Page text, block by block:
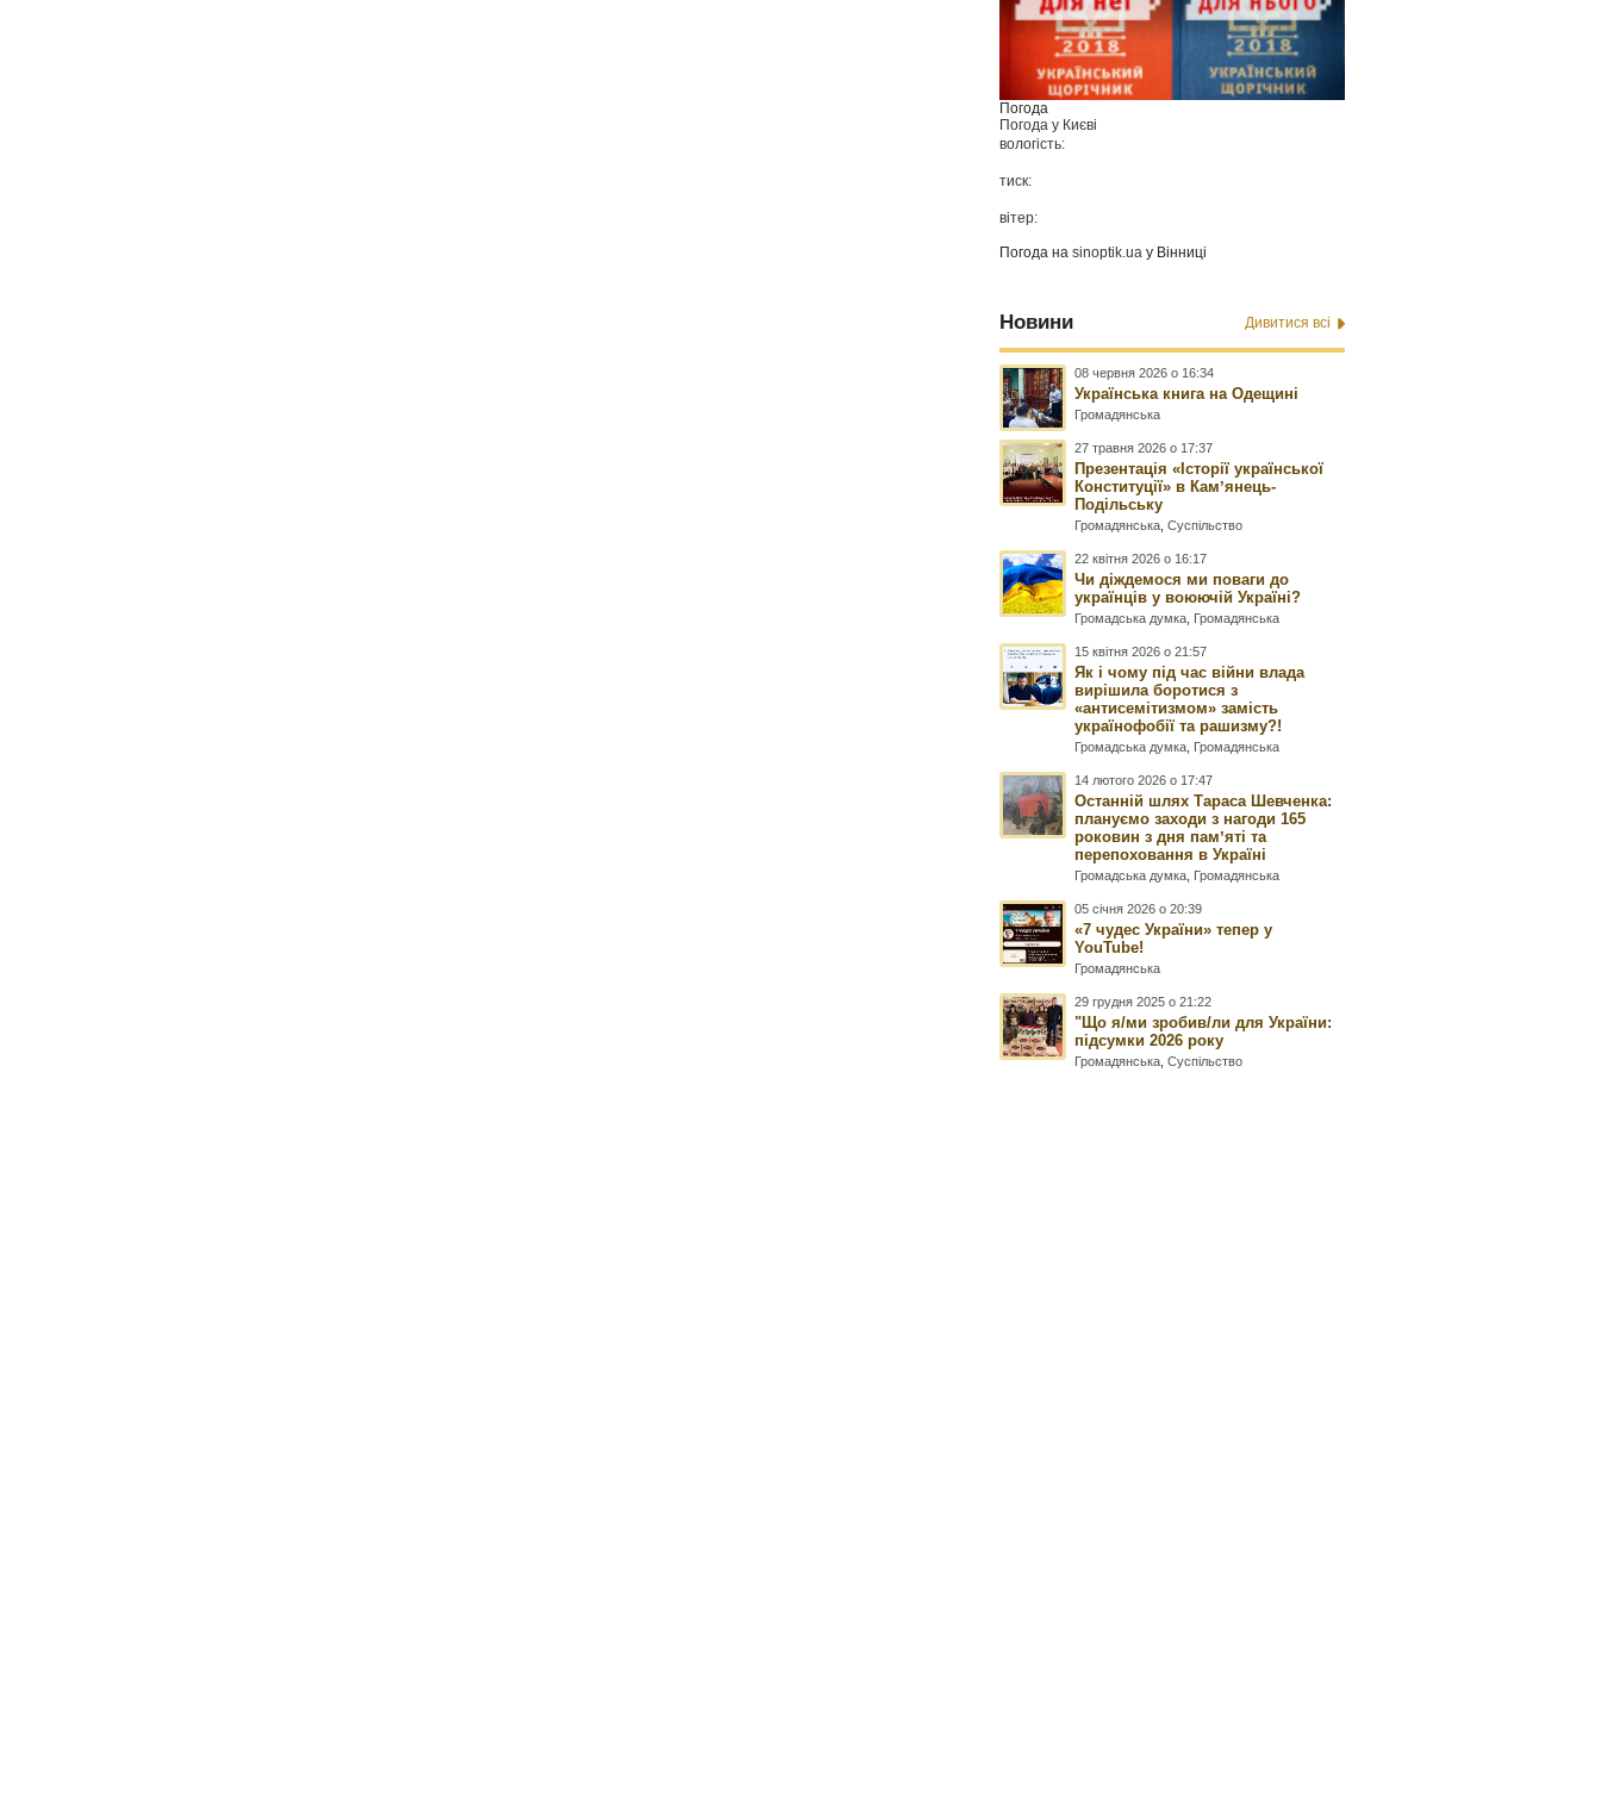
Погода
Погода у Києві
вологість:
тиск:
вітер:
Погода наsinoptik.ua у Вінниці
Новини Дивитися всі
08 червня 2026 о 16:34
Українська книга на Одещині
Громадянська
27 травня 2026 о 17:37
Презентація «Історії української
Конституції» в Камʼянець-
Подільську
Громадянська ,Суспільство
22 квітня 2026 о 16:17
Чи діждемося ми поваги до
українців у воюючій Україні?
Громадська думка Громадянська
15 квітня 2026 о 21:57
Як і чому під час війни влада
вирішила боротися з
«антисемітизмом» замість
українофобії та рашизму?!
Громадська думка Громадянська
14 лютого 2026 о 17:47
Останній шлях Тараса Шевченка:
плануємо заходи з нагоди 165
роковин з дня памʼяті та
перепоховання в Україні
Громадська думка Громадянська
05 січня 2026 о 20:39
«7 чудес України» тепер у
YouTube!
Громадянська
29 грудня 2025 о 21:22
"Що я/ми зробив/ли для України:
підсумки 2026 року
Громадянська ,Суспільство